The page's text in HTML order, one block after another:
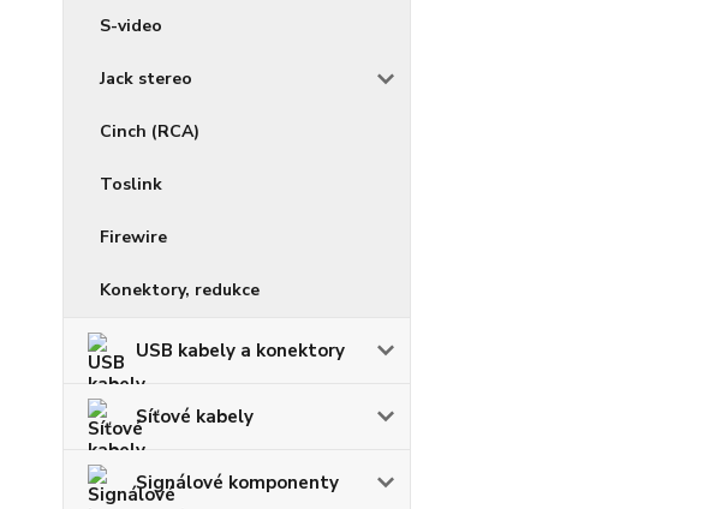
S-video
Jack stereo
Cinch (RCA)
Toslink
Firewire
Konektory, redukce
USB kabely a konektory
Síťové kabely
Signálové komponenty